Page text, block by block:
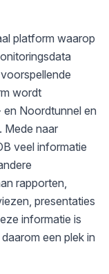
platform waarop
wordt
Noordtunnel en
Mede naar
veel informatie
rapporten,
presentaties
informatie is
een plek in